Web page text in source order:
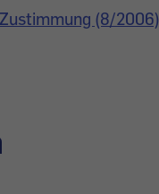
(8/2006)